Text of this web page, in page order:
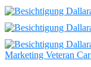
Marketing Veteran